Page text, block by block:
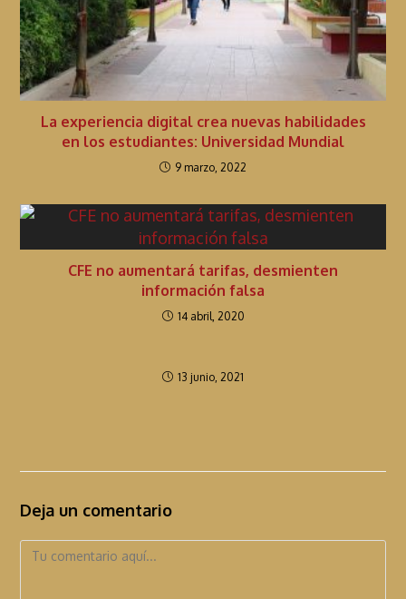
n
d
o
La experiencia digital crea nuevas habilidades
en los estudiantes: Universidad Mundial
9 marzo, 2022
CFE no aumentará tarifas, desmienten
información falsa
14 abril, 2020
13 junio, 2021
Deja un comentario